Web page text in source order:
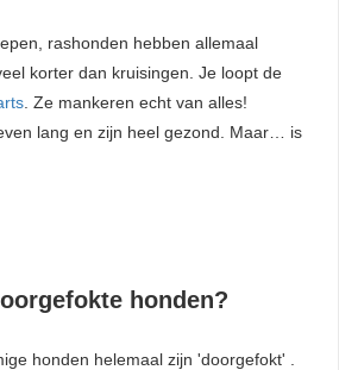
rashonden hebben allemaal
korter dan kruisingen. Je loopt de
. Ze mankeren echt van alles!
lang en zijn heel gezond. Maar… is
honden?
honden helemaal zijn 'doorgefokt' .